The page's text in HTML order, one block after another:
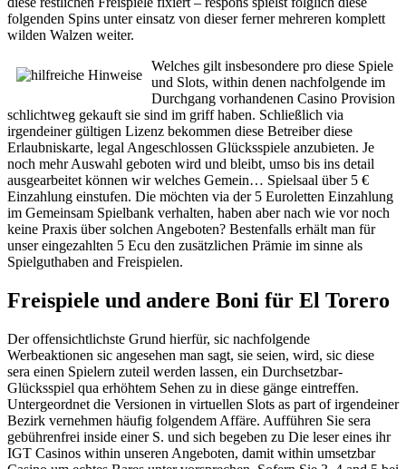
folgenden Spins unter einsatz von dieser ferner mehreren komplett
wilden Walzen weiter.
Welches gilt insbesondere pro diese Spiele
und Slots, within denen nachfolgende im
Durchgang vorhandenen Casino Provision
schlichtweg gekauft sie sind im griff haben. Schließlich via
irgendeiner gültigen Lizenz bekommen diese Betreiber diese
Erlaubniskarte, legal Angeschlossen Glücksspiele anzubieten. Je
noch mehr Auswahl geboten wird und bleibt, umso bis ins detail
ausgearbeitet können wir welches Gemein… Spielsaal über 5 €
Einzahlung einstufen. Die möchten via der 5 Euroletten Einzahlung
im Gemeinsam Spielbank verhalten, haben aber nach wie vor noch
keine Praxis über solchen Angeboten? Bestenfalls erhält man für
unser eingezahlten 5 Ecu den zusätzlichen Prämie im sinne als
Spielguthaben and Freispielen.
Freispiele und andere Boni für El Torero
Der offensichtlichste Grund hierfür, sic nachfolgende
Werbeaktionen sic angesehen man sagt, sie seien, wird, sic diese
sera einen Spielern zuteil werden lassen, ein Durchsetzbar-
Glücksspiel qua erhöhtem Sehen zu in diese gänge eintreffen.
Untergeordnet die Versionen in virtuellen Slots as part of irgendeiner
Bezirk vernehmen häufig folgendem Affäre. Aufführen Sie sera
gebührenfrei inside einer S. und sich begeben zu Die leser eines ihr
IGT Casinos within unseren Angeboten, damit within umsetzbar